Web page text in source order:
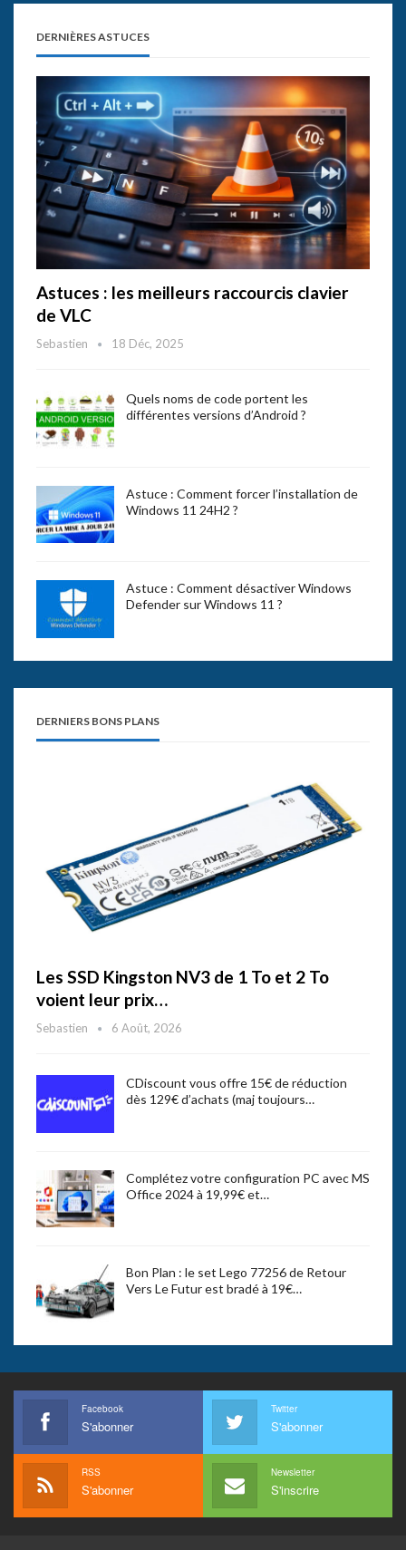
DERNIÈRES ASTUCES
Astuces : les meilleurs raccourcis clavier
de VLC
Sebastien 18 Déc, 2025
Quels noms de code portent les
différentes versions d’Android ?
Astuce : Comment forcer l’installation de
Windows 11 24H2 ?
Astuce : Comment désactiver Windows
Defender sur Windows 11 ?
DERNIERS BONS PLANS
Les SSD Kingston NV3 de 1 To et 2 To
voient leur prix…
Sebastien 6 Août, 2026
CDiscount vous offre 15€ de réduction
dès 129€ d’achats (maj toujours…
Complétez votre configuration PC avec MS
Office 2024 à 19,99€ et…
Bon Plan : le set Lego 77256 de Retour
Vers Le Futur est bradé à 19€…
Facebook
S'abonner
Twitter
S'abonner
RSS
S'abonner
Newsletter
S'inscrire